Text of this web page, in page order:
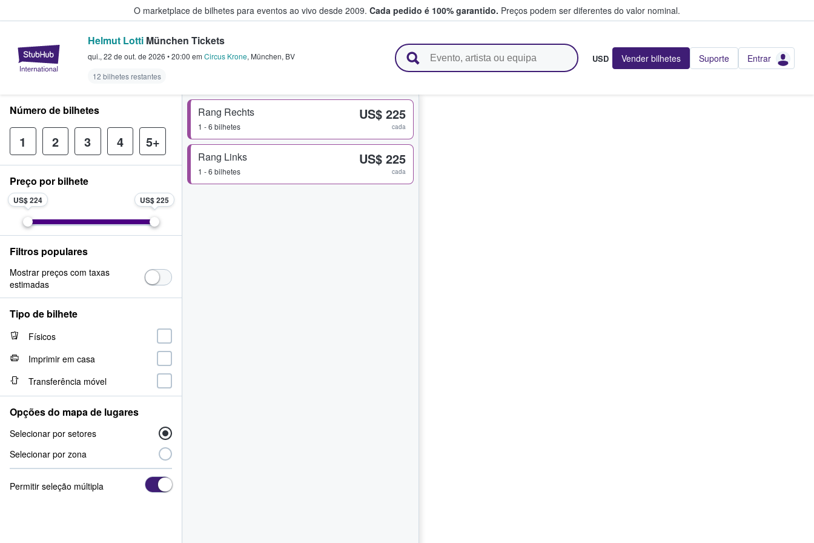
O marketplace de bilhetes para eventos ao vivo desde 2009. Cada pedido é 100% garantido. Preços podem ser diferentes do valor nominal.
StubHub – onde os fãs compram e vendem bilhetes
Helmut Lotti München Tickets
qui., 22 de out. de 2026 •20:00 em Circus Krone, München, BV
12 bilhetes restantes
USD Vender bilhetes Suporte Entrar
Rang Rechts
1 - 6 bilhetes
US$ 225
cada
Rang Links
1 - 6 bilhetes
US$ 225
cada
Número de bilhetes
1 2 3 4 5+
Preço por bilhete
US$ 224 US$ 225
Filtros populares
Mostrar preços com taxas
estimadas
Tipo de bilhete
Físicos
Imprimir em casa
Transferência móvel
Opções do mapa de lugares
Selecionar por setores
Selecionar por zona
Permitir seleção múltipla